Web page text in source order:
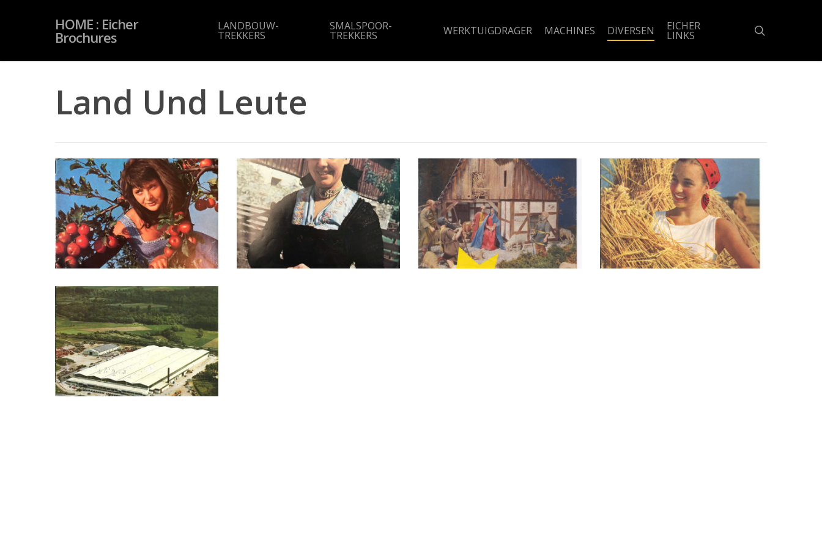
HOME : Eicher
Brochures
LANDBOUW-
TREKKERS
SMALSPOOR-
TREKKERS WERKTUIGDRAGER MACHINES DIVERSEN EICHER
LINKS
Land Und Leute